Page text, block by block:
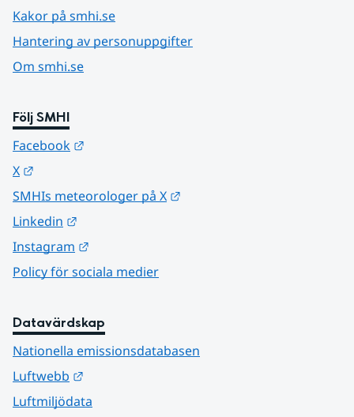
Kakor på smhi.se
Hantering av personuppgifter
Om smhi.se
Följ SMHI
Facebook
X
SMHIs meteorologer på X
Linkedin
Instagram
Policy för sociala medier
Datavärdskap
Nationella emissionsdatabasen
Luftwebb
Luftmiljödata